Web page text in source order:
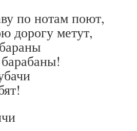
по нотам поют,
дорогу метут,